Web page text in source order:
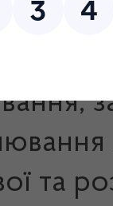
про
виду
та